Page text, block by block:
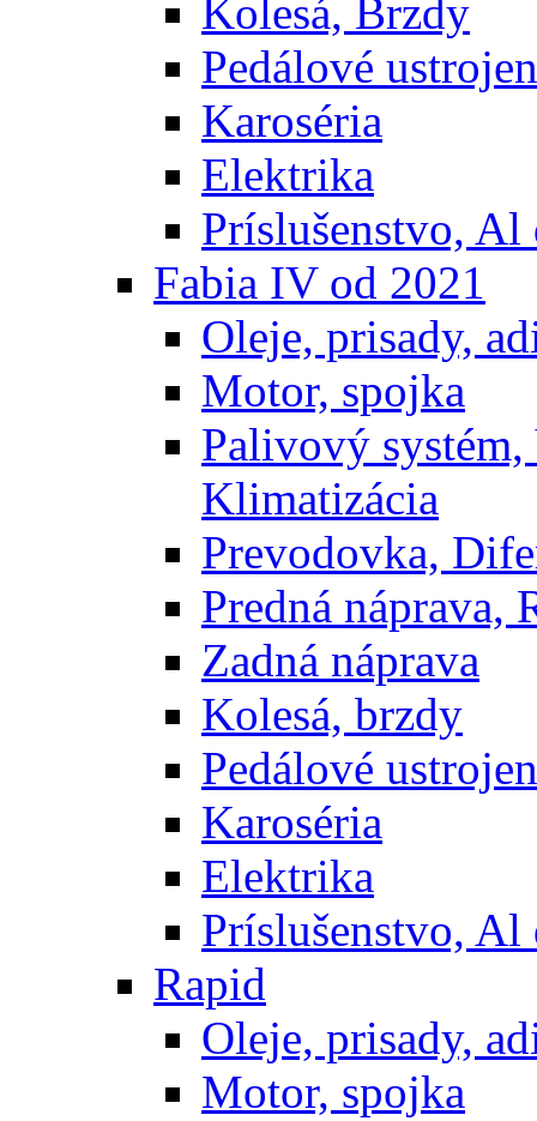
Kolesá, Brzdy
Pedálové
Karoséria
Elektrika
Príslušenstvo, Al
Fabia IV od 2021
Oleje, prisady,
Motor, spojka
Palivový
Klimatizácia
Prevodovka,
Predná náprava,
Zadná náprava
Kolesá, brzdy
Pedálové
Karoséria
Elektrika
Príslušenstvo, Al
Rapid
Oleje, prisady,
Motor, spojka